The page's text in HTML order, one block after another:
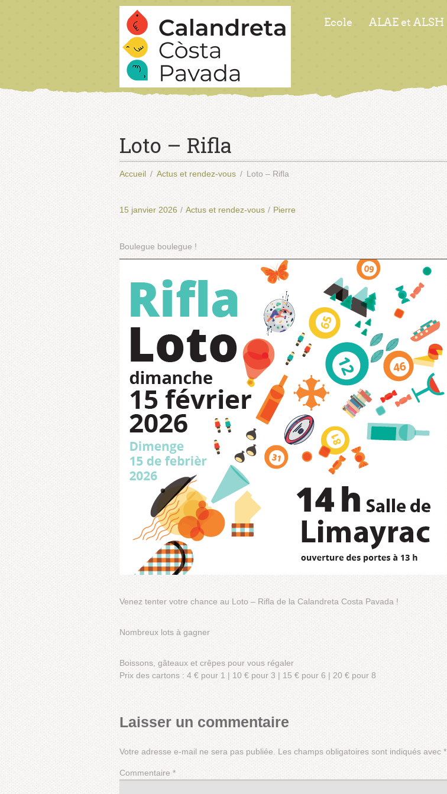
Ecole ALAE et ALSH
Loto – Rifla
Accueil Actus et rendez-vous Loto – Rifla
15 janvier 2026 / Actus et rendez-vous / Pierre
Boulegue boulegue !
Venez tenter votre chance au Loto – Rifla de la Calandreta Costa Pavada !
Nombreux lots à gagner
Boissons, gâteaux et crêpes pour vous régaler
Prix des cartons : 4 € pour 1 | 10 € pour 3 | 15 € pour 6 | 20 € pour 8
Laisser un commentaire
Votre adresse e-mail ne sera pas publiée. Les champs obligatoires sont indiqués avec *
Commentaire *